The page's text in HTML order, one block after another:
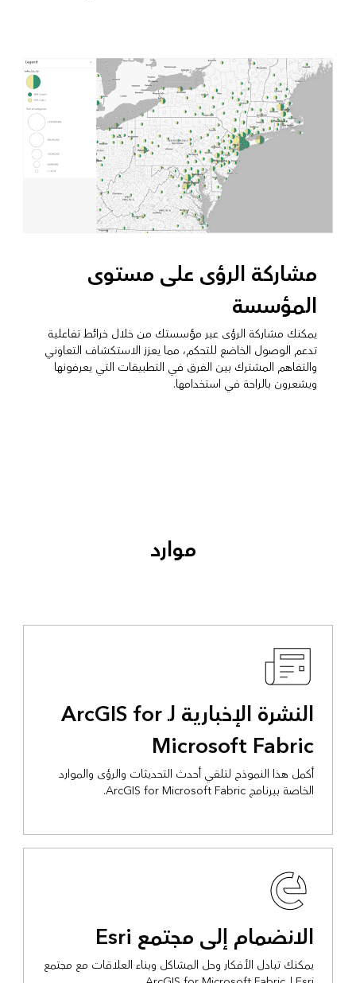
مشاركة الرؤى على مستوى
المؤسسة
يمكنك مشاركة الرؤى عبر مؤسستك من خلال خرائط تفاعلية
تدعم الوصول الخاضع للتحكم، مما يعزز الاستكشاف التعاوني
والتفاهم المشترك بين الفرق في التطبيقات التي يعرفونها
ويشعرون بالراحة في استخدامها.
موارد
النشرة الإخبارية لـ ArcGIS for
Microsoft Fabric
أكمل هذا النموذج لتلقي أحدث التحديثات والرؤى والموارد
الخاصة ببرنامج ArcGIS for Microsoft Fabric.
الانضمام إلى مجتمع Esri
يمكنك تبادل الأفكار وحل المشاكل وبناء العلاقات مع مجتمع